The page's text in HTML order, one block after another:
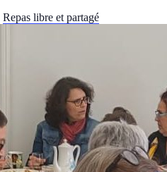
Repas libre et partagé